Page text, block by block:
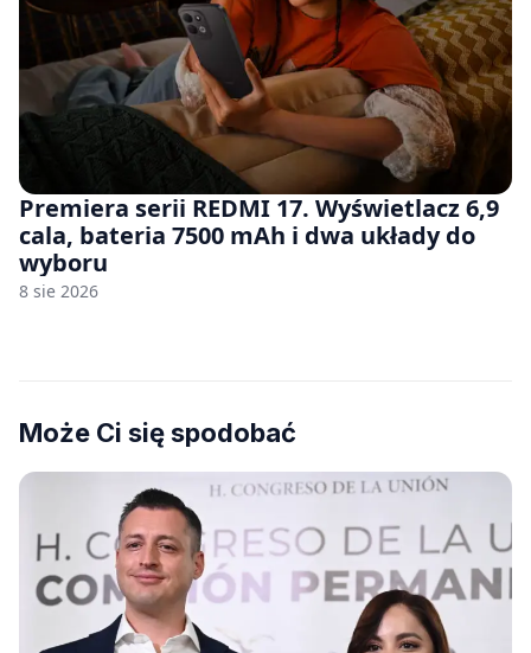
Premiera serii REDMI 17. Wyświetlacz 6,9
cala, bateria 7500 mAh i dwa układy do
wyboru
8 sie 2026
Może Ci się spodobać